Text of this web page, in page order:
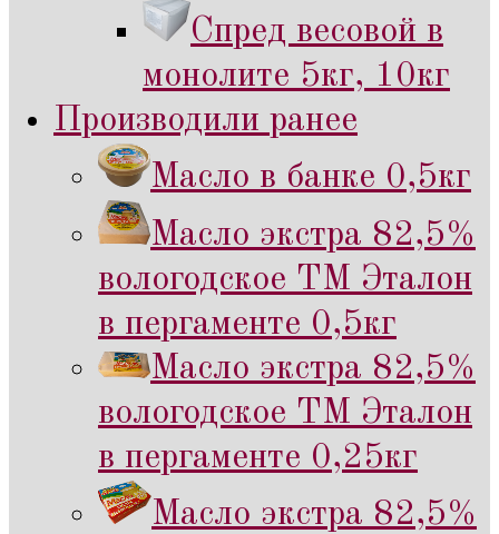
Спред весовой в
монолите 5кг, 10кг
Производили ранее
Масло в банке 0,5кг
Масло экстра 82,5%
вологодское ТМ Эталон
в пергаменте 0,5кг
Масло экстра 82,5%
вологодское ТМ Эталон
в пергаменте 0,25кг
Масло экстра 82,5%